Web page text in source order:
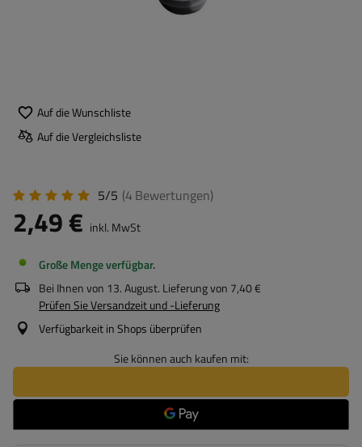
Auf die Wunschliste
Auf die Vergleichsliste
5/5 (4 Bewertungen)
2,49 € inkl. MwSt
Große Menge verfügbar
Bei Ihnen von 13. August. Lieferung von 7,40 €
Prüfen Sie Versandzeit und -Lieferung
Verfügbarkeit in Shops überprüfen
Sie können auch kaufen mit: